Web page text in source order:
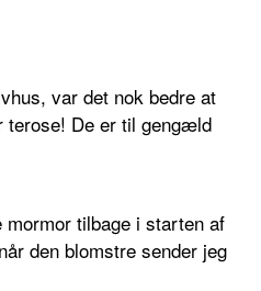
var det nok bedre at
De er til gengæld
tilbage i starten af
den blomstre sender jeg